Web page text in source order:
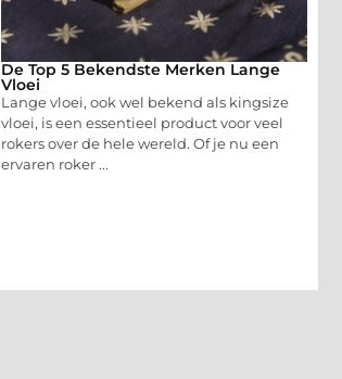
De Top 5 Bekendste Merken Lange
Vloei
Lange vloei, ook wel bekend als kingsize
vloei, is een essentieel product voor veel
rokers over de hele wereld. Of je nu een
ervaren roker ...